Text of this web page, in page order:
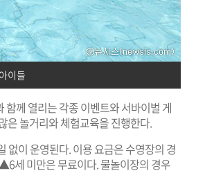
이들
께 열리는 각종 이벤트와 서바이벌 게
은 놀거리와 체험교육을 진행한다.
없이 운영된다. 이용 요금은 수영장의 경
세 미만은 무료이다. 물놀이장의 경우